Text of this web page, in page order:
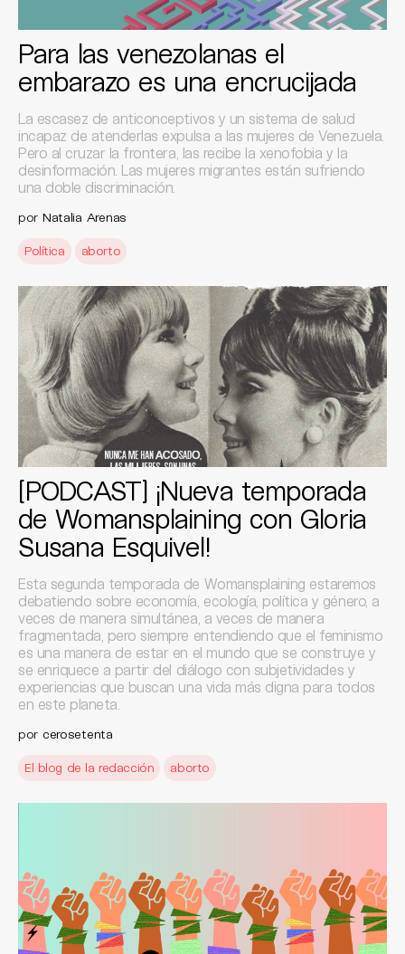
Para las venezolanas el
embarazo es una encrucijada
La escasez de anticonceptivos y un sistema de salud
incapaz de atenderlas expulsa a las mujeres de Venezuela.
Pero al cruzar la frontera, las recibe la xenofobia y la
desinformación. Las mujeres migrantes están sufriendo
una doble discriminación.
por Natalia Arenas
Política aborto
[PODCAST] ¡Nueva temporada
de Womansplaining con Gloria
Susana Esquivel!
Esta segunda temporada de Womansplaining estaremos
debatiendo sobre economía, ecología, política y género, a
veces de manera simultánea, a veces de manera
fragmentada, pero siempre entendiendo que el feminismo
es una manera de estar en el mundo que se construye y
se enriquece a partir del diálogo con subjetividades y
experiencias que buscan una vida más digna para todos
en este planeta.
por cerosetenta
El blog de la redacción aborto